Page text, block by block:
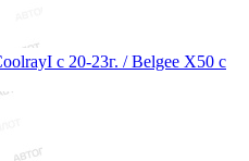
с 20-23г. / Belgee X50 с